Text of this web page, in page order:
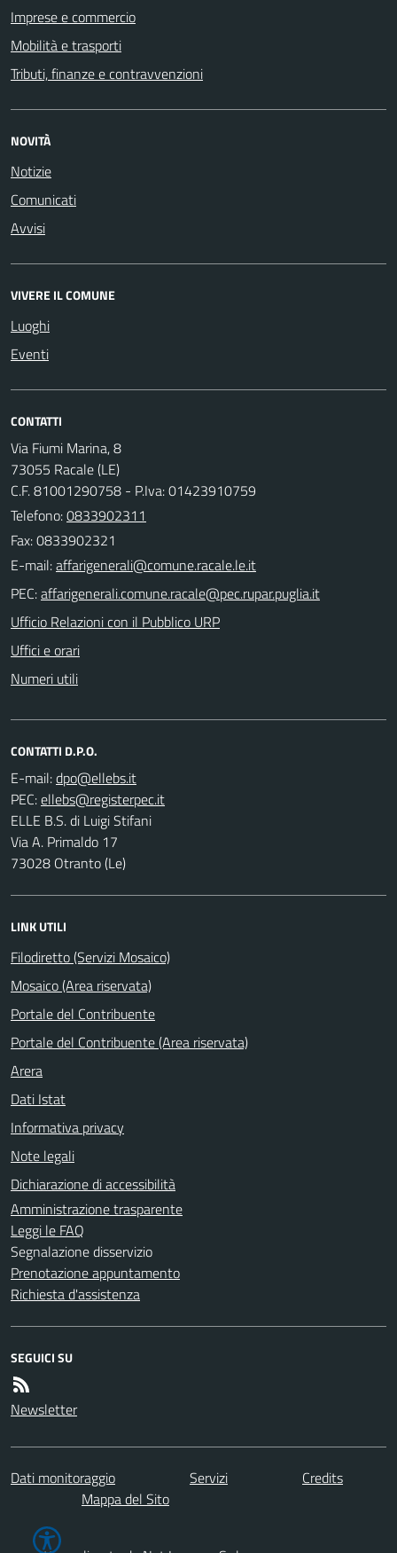
Imprese e commercio
Mobilità e trasporti
Tributi, finanze e contravvenzioni
NOVITÀ
Notizie
Comunicati
Avvisi
VIVERE IL COMUNE
Luoghi
Eventi
CONTATTI
Via Fiumi Marina, 8
73055 Racale (LE)
C.F. 81001290758 - P.Iva: 01423910759
Telefono:0833902311
Fax: 0833902321
E-mail:
PEC:
Ufficio Relazioni con il Pubblico URP
Uffici e orari
Numeri utili
CONTATTI D.P.O.
E-mail:
PEC:
ELLE B.S. di Luigi Stifani
Via A. Primaldo 17
73028 Otranto (Le)
LINK UTILI
Filodiretto (Servizi Mosaico)
Mosaico (Area riservata)
Portale del Contribuente
Portale del Contribuente (Area riservata)
Arera
Dati Istat
Informativa privacy
Note legali
Dichiarazione di accessibilità
Amministrazione trasparente
Leggi le FAQ
Segnalazione disservizio
Prenotazione appuntamento
Richiesta d'assistenza
SEGUICI SU
Newsletter
Dati monitoraggio Servizi
Credits
Mappa del Sito